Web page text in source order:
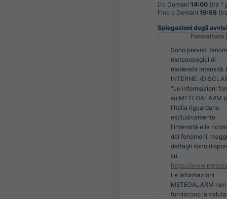
Da Domani 14:00 (tra 1
Fino a Domani 19:59
Spiegazioni degli
Formattato
Sono previsti
meteorologici di
moderata intensità
INTERNE.
"Le informazioni
su METEOALARM
l'Italia riguardano
esclusivamente
l'intensità e la
dei fenomeni,
dettagli sono
su
https://
Le informazioni
METEOALARM non
forniscono la